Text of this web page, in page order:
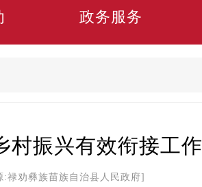
政务服务
村振兴有效衔接工作
族苗族自治县人民政府]